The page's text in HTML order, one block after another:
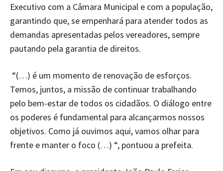
Executivo com a Câmara Municipal e com a população,
garantindo que, se empenhará para atender todos as
demandas apresentadas pelos vereadores, sempre
pautando pela garantia de direitos.
“(…) é um momento de renovação de esforços.
Temos, juntos, a missão de continuar trabalhando
pelo bem-estar de todos os cidadãos. O diálogo entre
os poderes é fundamental para alcançarmos nossos
objetivos. Como já ouvimos aqui, vamos olhar para
frente e manter o foco (…) “, pontuou a prefeita.